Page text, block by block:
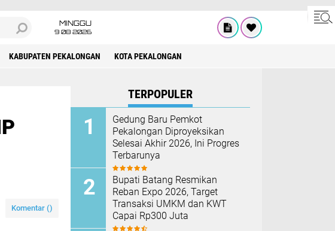
MINGGU
9 08 2026
KABUPATEN PEKALONGAN KOTA PEKALONGAN
Komentar ()
TERPOPULER
Gedung Baru Pemkot
Pekalongan Diproyeksikan
Selesai Akhir 2026, Ini Progres
Terbarunya
Bupati Batang Resmikan
Reban Expo 2026, Target
Transaksi UMKM dan KWT
Capai Rp300 Juta